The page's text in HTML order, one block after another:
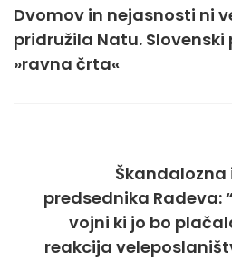
Dvomov in nejasnosti ni
pridružila Natu. Slovenski
»ravna črta«
predsednika Radeva:
vojni ki jo bo
reakcija